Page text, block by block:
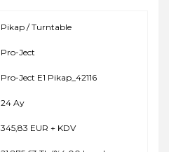
Pikap / Turntable
Pro-Ject
Pro-Ject E1 Pikap_42116
24 Ay
345,83 EUR + KDV